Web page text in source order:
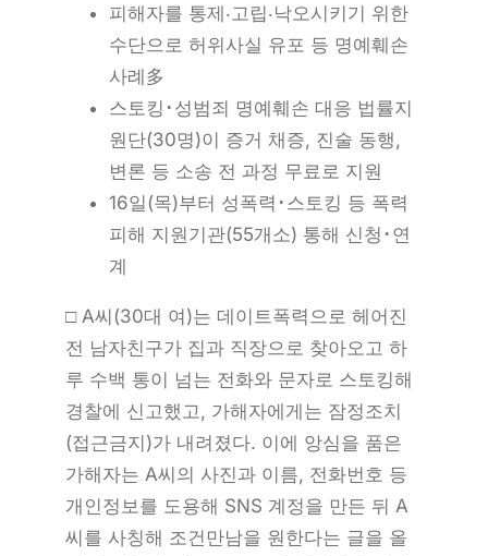
피해자를 통제‧고립‧낙오시키기 위한
수단으로 허위사실 유포 등 명예훼손
사례多
스토킹･성범죄 명예훼손 대응 법률지
원단(30명)이 증거 채증, 진술 동행,
변론 등 소송 전 과정 무료로 지원
16일(목)부터 성폭력･스토킹 등 폭력
피해 지원기관(55개소) 통해 신청･연
계
□ A씨(30대 여)는 데이트폭력으로 헤어진
전 남자친구가 집과 직장으로 찾아오고 하
루 수백 통이 넘는 전화와 문자로 스토킹해
경찰에 신고했고, 가해자에게는 잠정조치
(접근금지)가 내려졌다. 이에 앙심을 품은
가해자는 A씨의 사진과 이름, 전화번호 등
개인정보를 도용해 SNS 계정을 만든 뒤 A
씨를 사칭해 조건만남을 원한다는 글을 올